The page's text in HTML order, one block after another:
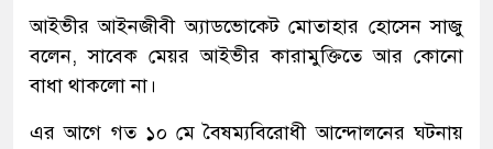
আইভীর আইনজীবী অ্যাডভোকেট মোতাহার হোসেন সাজু
বলেন, সাবেক মেয়র আইভীর কারামুক্তিতে আর কোনো
বাধা থাকলো না।
এর আগে গত ১০ মে বৈষম্যবিরোধী আন্দোলনের ঘটনায়